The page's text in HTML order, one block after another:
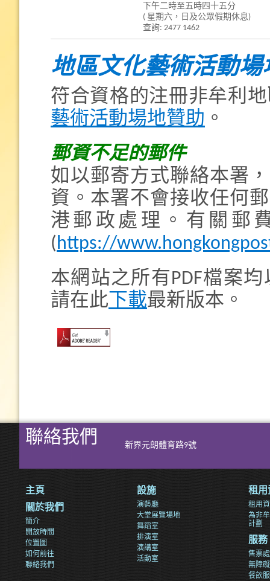
下午二時至五時四十五分
( 星期六，日及公眾假期休息)
查詢: 2477 1462
地區文化藝術活動場
符合資格的注冊非牟利
藝術活動場地贊助 。
郵資不足的郵件
如以郵寄方式聯絡本署
資。本署不會接收任何
港郵政處理。有關郵
(https://
本網站之所有PDF檔案均
請在此 下載最新版本。
聯絡我們 新界元朗體育路9號
主頁
關於我們
簡介
開放時間
位置圖
如何前往
聯絡我們
設施
演藝廳
大堂展覽場地
舞蹈室
排演室
演講室
活動室
租用
租用
為非
計劃
服務
售票處
無障
餐飲